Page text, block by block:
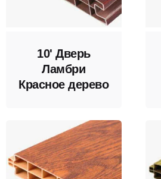
10' Дверь
Ламбри
Красное дерево